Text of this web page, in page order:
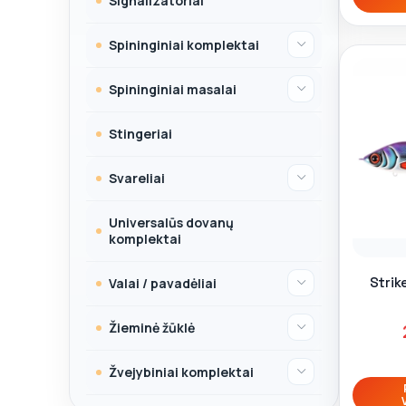
Spininginiai komplektai
Spininginiai masalai
Stingeriai
Svareliai
Universalūs dovanų
komplektai
Valai / pavadėliai
Žieminė žūklė
Žvejybiniai komplektai